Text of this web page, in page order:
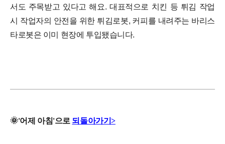
서도 주목받고 있다고 해요. 대표적으로 치킨 등 튀김 작업
시 작업자의 안전을 위한 튀김로봇, 커피를 내려주는 바리스
타로봇은 이미 현장에 투입됐습니다.
🌞'어제 아침'으로 되돌아가기>